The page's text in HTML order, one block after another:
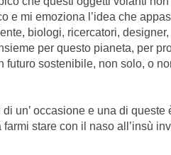
e mi emoziona l’idea che
biologi, ricercatori,
per questo pianeta, per
futuro sostenibile, non solo, o
un’ occasione e una di queste
stare con il naso all’insù